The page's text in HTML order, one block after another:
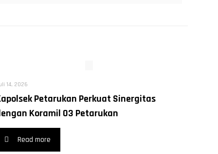
14, 2026
Petarukan Perkuat Sinergitas
Koramil 03 Petarukan
Read more